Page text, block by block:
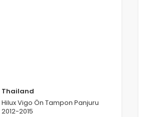
Thailand
Hilux Vigo Ön Tampon Panjuru
2012-2015